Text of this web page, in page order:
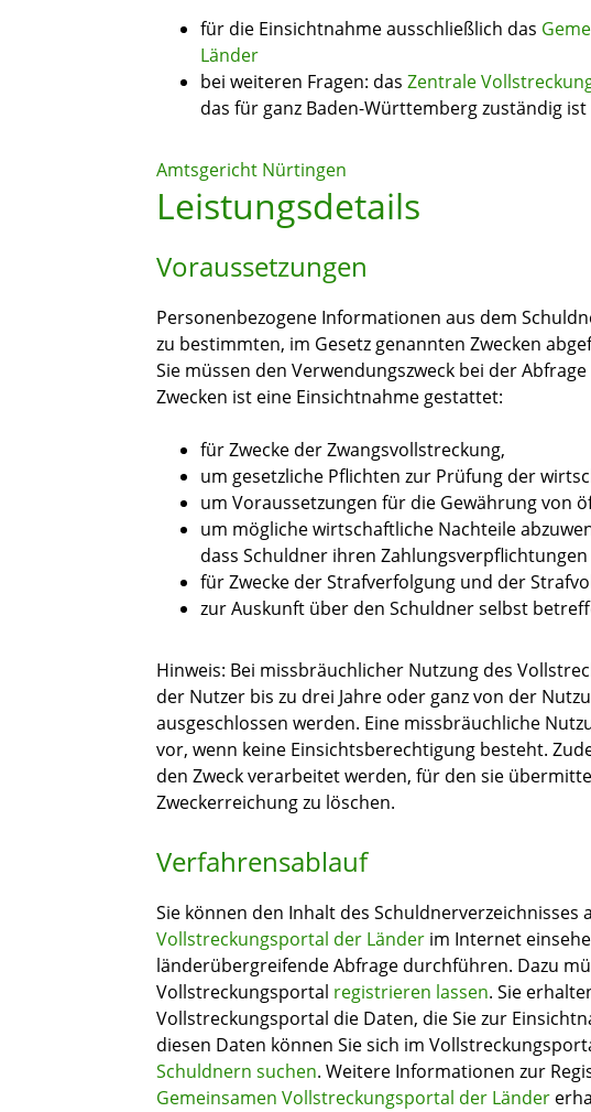
für die Einsichtnahme ausschließlich das
Länder
bei weiteren Fragen: das Zentrale
das für ganz Baden-Württemberg zuständig ist
Amtsgericht Nürtingen
Leistungsdetails
Voraussetzungen
Personenbezogene Informationen aus dem
zu bestimmten, im Gesetz genannten Zwecken
Sie müssen den Verwendungszweck bei der
Zwecken ist eine Einsichtnahme gestattet:
für Zwecke der Zwangsvollstreckung,
um gesetzliche Pflichten zur Prüfung der
um Voraussetzungen für die Gewährung von
um mögliche wirtschaftliche Nachteile
dass Schuldner ihren
für Zwecke der Strafverfolgung und der
zur Auskunft über den Schuldner selbst
Hinweis: Bei missbräuchlicher Nutzung des
der Nutzer bis zu drei Jahre oder ganz von der
ausgeschlossen werden. Eine missbräuchliche
vor, wenn keine Einsichtsberechtigung besteht.
den Zweck verarbeitet werden, für den sie
Zweckerreichung zu löschen.
Verfahrensablauf
Sie können den Inhalt des Schuldnerverzeichnisses
Vollstreckungsportal der Länder im Internet
länderübergreifende Abfrage durchführen. Dazu
Vollstreckungsportal registrieren lassen. Sie
Vollstreckungsportal die Daten, die Sie zur
diesen Daten können Sie sich im
Schuldnern suchen. Weitere Informationen zur
Gemeinsamen Vollstreckungsportal der Länder